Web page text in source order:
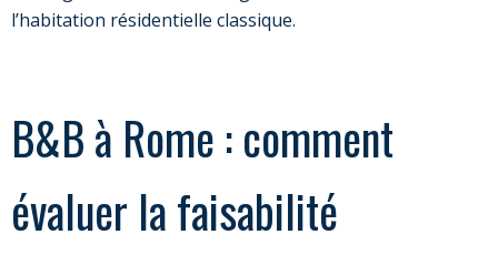
l’habitation résidentielle classique.
B&B à Rome : comment
évaluer la faisabilité